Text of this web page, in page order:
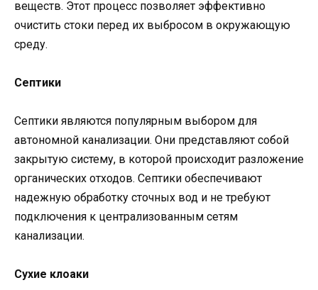
веществ. Этот процесс позволяет эффективно
очистить стоки перед их выбросом в окружающую
среду.
Септики
Септики являются популярным выбором для
автономной канализации. Они представляют собой
закрытую систему, в которой происходит разложение
органических отходов. Септики обеспечивают
надежную обработку сточных вод и не требуют
подключения к централизованным сетям
канализации.
Сухие клоаки